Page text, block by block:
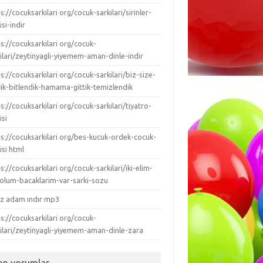
cocuksarkilari org/cocuk-sarkilari/sirinler-
indir
cocuksarkilari org/cocuk-
zeytinyagli-yiyemem-aman-dinle-indir
cocuksarkilari org/cocuk-sarkilari/biz-size-
bitlendik-hamama-gittik-temizlendik
cocuksarkilari org/cocuk-sarkilari/tiyatro-
cocuksarkilari org/bes-kucuk-ordek-cocuk-
html
cocuksarkilari org/cocuk-sarkilari/iki-elim-
bacaklarim-var-sarki-sozu
adam ındır mp3
cocuksarkilari org/cocuk-
zeytinyagli-yiyemem-aman-dinle-zara